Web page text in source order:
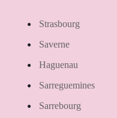
Strasbourg
Saverne
Haguenau
Sarreguemines
Sarrebourg